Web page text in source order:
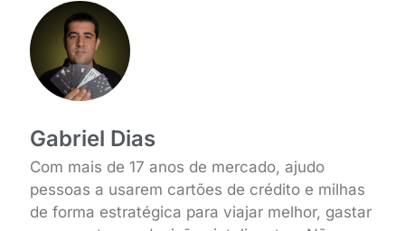
Gabriel Dias
Com mais de 17 anos de mercado, ajudo
pessoas a usarem cartões de crédito e milhas
de forma estratégica para viajar melhor, gastar